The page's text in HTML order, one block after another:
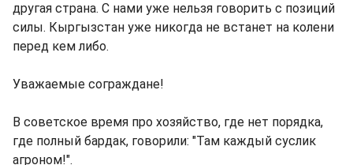
другая страна. С нами уже нельзя говорить с позиций
силы. Кыргызстан уже никогда не встанет на колени
перед кем либо.
Уважаемые сограждане!
В советское время про хозяйство, где нет порядка,
где полный бардак, говорили: "Там каждый суслик
агроном!".